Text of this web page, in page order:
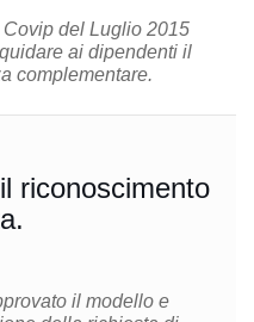
Covip del Luglio 2015
ai dipendenti il
complementare.
riconoscimento
il modello e